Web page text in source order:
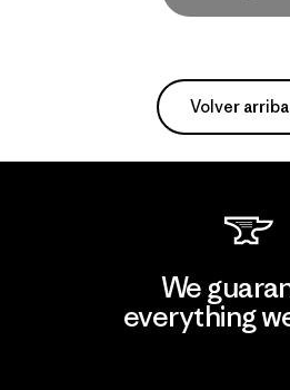
Volver arriba
We
everything